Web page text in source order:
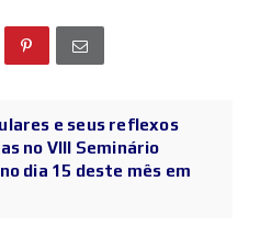
e seus reflexos
no VIII Seminário
dia 15 deste mês em